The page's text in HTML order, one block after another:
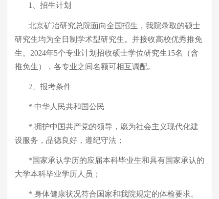
1、招生计划
北京矿冶研究总院面向全国招生，我院录取的硕士
研究生均为全日制学术型研究生。并接收高校优秀推免
生。 2024年5个专业计划招收硕士学位研究生15名（含
推免生），各专业之间名额可相互调配。
2、报考条件
* 中华人民共和国公民
* 拥护中国共产党的领导，愿为社会主义现代化建
设服务，品德良好，遵纪守法；
*国家承认学历的应届本科毕业生和具有国家承认的
大学本科毕业学历人 员 ；
* 身体健康状况符合国家和我院规定的体检要求。